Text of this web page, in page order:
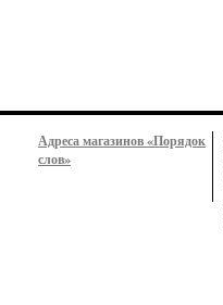
Адреса магазинов «Порядок
слов»